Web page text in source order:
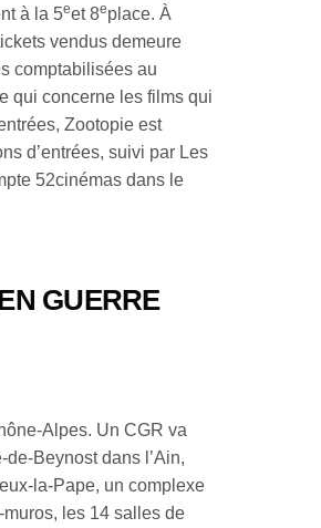
à la 5eet 8eplace. À
vendus demeure
comptabilisées au
qui concerne les films qui
Zootopie est
d’entrées, suivi par Les
52cinémas dans le
GUERRE
Alpes. Un CGR va
Beynost dans l’Ain,
la-Pape, un complexe
muros, les 14 salles de